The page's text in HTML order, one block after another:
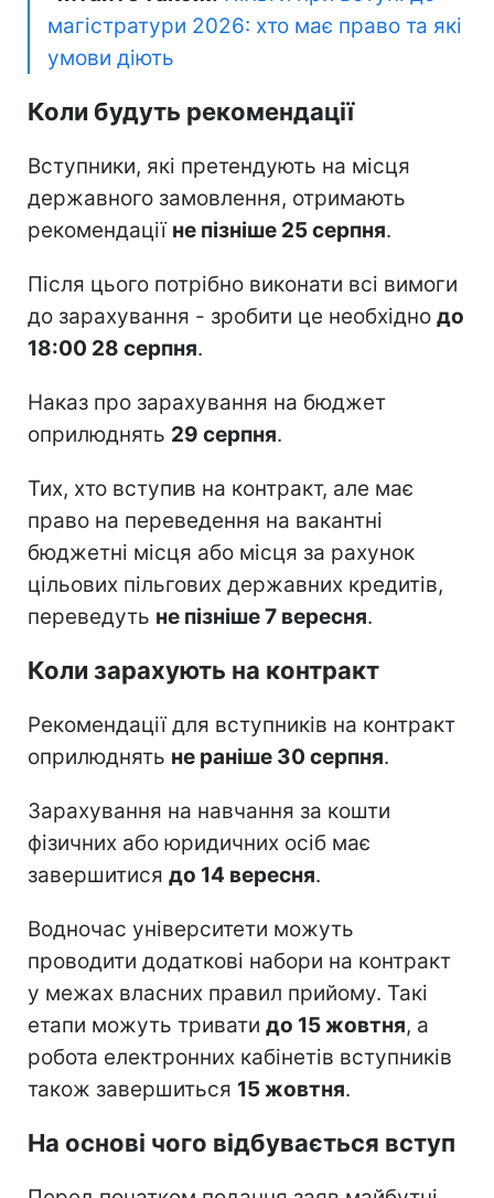
магістратури 2026: хто має право та які
умови діють
Коли будуть рекомендації
Вступники, які претендують на місця
державного замовлення, отримають
рекомендації не пізніше 25 серпня.
Після цього потрібно виконати всі вимоги
до зарахування - зробити це необхідно до
18:00 28 серпня.
Наказ про зарахування на бюджет
оприлюднять 29 серпня.
Тих, хто вступив на контракт, але має
право на переведення на вакантні
бюджетні місця або місця за рахунок
цільових пільгових державних кредитів,
переведуть не пізніше 7 вересня.
Коли зарахують на контракт
Рекомендації для вступників на контракт
оприлюднять не раніше 30 серпня.
Зарахування на навчання за кошти
фізичних або юридичних осіб має
завершитися до 14 вересня.
Водночас університети можуть
проводити додаткові набори на контракт
у межах власних правил прийому. Такі
етапи можуть тривати до 15 жовтня, а
робота електронних кабінетів вступників
також завершиться 15 жовтня.
На основі чого відбувається вступ